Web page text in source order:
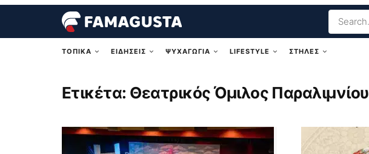
ΤΟΠΙΚΑ ΕΙΔΗΣΕΙΣ ΨΥΧΑΓΩΓΙΑ LIFESTYLE ΣΤΗΛΕΣ
Ετικέτα: Θεατρικός Όμιλος Παραλιμνίου